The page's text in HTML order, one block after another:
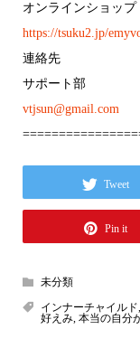
オンラインショップ
https://tsuku2.jp/
連絡先
サポート部
vtjsun@gmail.com
Tweet
Pin it
未分類
インナーチャイルド,
好えみ, 本当の自分